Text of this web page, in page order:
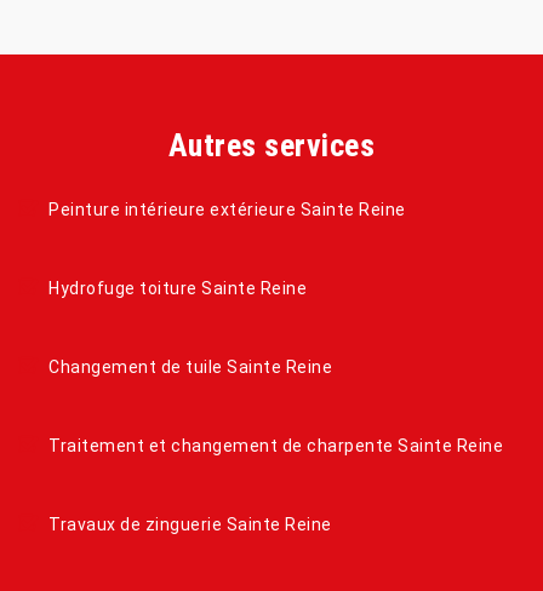
Autres services
Peinture intérieure extérieure Sainte Reine
Hydrofuge toiture Sainte Reine
Changement de tuile Sainte Reine
Traitement et changement de charpente Sainte Reine
Travaux de zinguerie Sainte Reine